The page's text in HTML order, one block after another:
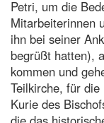
Petri, um die
Mitarbeiterinnen
ihn bei seiner
begrüßt hatten),
kommen und
Teilkirche, für
Kurie des